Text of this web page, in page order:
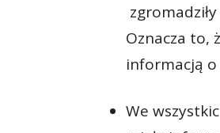
Oznacza to,
informacją
We